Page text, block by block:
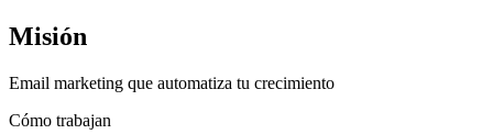
Misión
Email marketing que automatiza tu crecimiento
Cómo trabajan